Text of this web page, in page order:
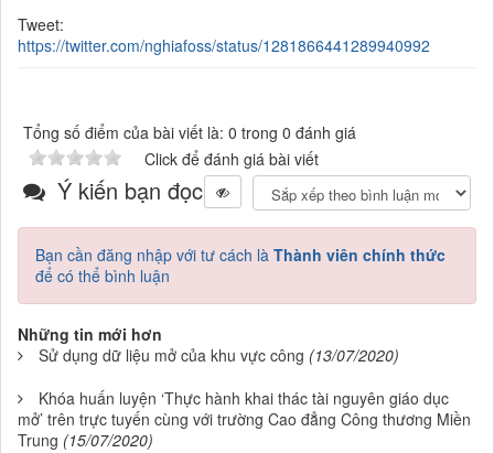
Tweet:
https://twitter.com/nghiafoss/status/1281866441289940992
Tổng số điểm của bài viết là: 0 trong 0 đánh giá
Click để đánh giá bài viết
Ý kiến bạn đọc
Bạn cần đăng nhập với tư cách là Thành viên chính thức
để có thể bình luận
Những tin mới hơn
Sử dụng dữ liệu mở của khu vực công (13/07/2020)
Khóa huấn luyện ‘Thực hành khai thác tài nguyên giáo dục
mở’ trên trực tuyến cùng với trường Cao đẳng Công thương Miền
Trung (15/07/2020)